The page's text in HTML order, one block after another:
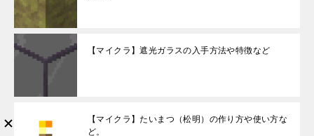
【マイクラ】遮光ガラスの入手方法や特徴など
【マイクラ】たいまつ（松明）の作り方や使い方な
ど。